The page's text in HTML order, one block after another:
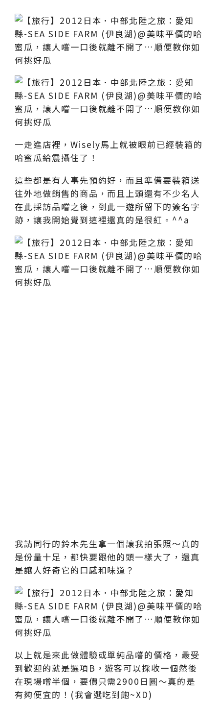
一走進店裡，Wisely馬上就被眼前已經裝箱的
哈蜜瓜給震攝住了！
這些都是有人事先預約好，而且準備要裝箱送
往外地做銷售的商品，而且上頭還有不少名人
在此採訪品嚐之後，到此一遊所留下的簽名字
跡，讓我開始覺到這裡還真的是很紅。^^a
我請同行的鈴木先生拿一個讓我拍張照～真的
是份量十足，都快要跟他的頭一樣大了，還真
是讓人好奇它的口感和味道？
以上就是來此做體驗或單純品嚐的價格，最受
到歡迎的就是選項B，遊客可以採收一個然後
在現場嚐半個，要價只需2900日圓～真的是
有夠便宜的！(我會選吃到飽~XD)